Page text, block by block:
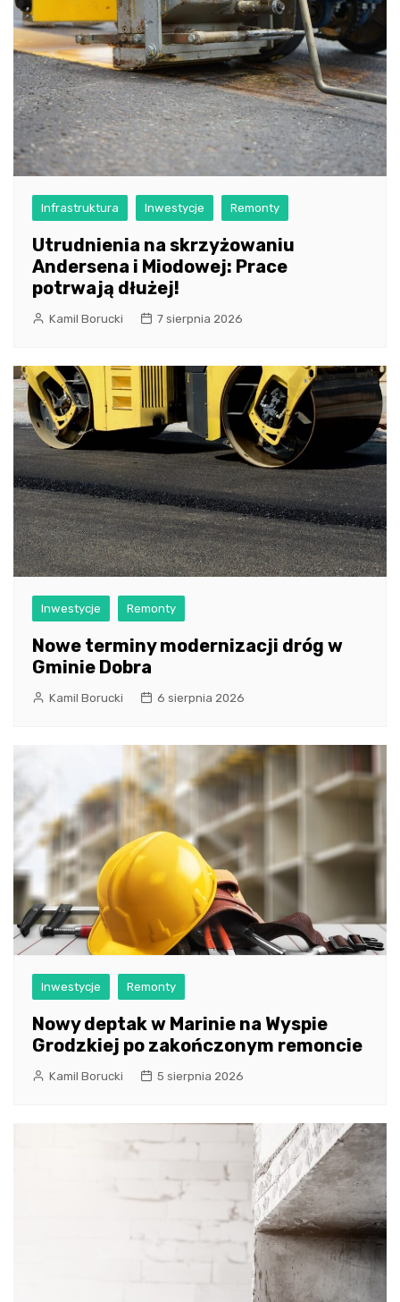
Infrastruktura Inwestycje Remonty
Utrudnienia na skrzyżowaniu
Andersena i Miodowej: Prace
potrwają dłużej!
Kamil Borucki 7 sierpnia 2026
Inwestycje Remonty
Nowe terminy modernizacji dróg w
Gminie Dobra
Kamil Borucki 6 sierpnia 2026
Inwestycje Remonty
Nowy deptak w Marinie na Wyspie
Grodzkiej po zakończonym remoncie
Kamil Borucki 5 sierpnia 2026